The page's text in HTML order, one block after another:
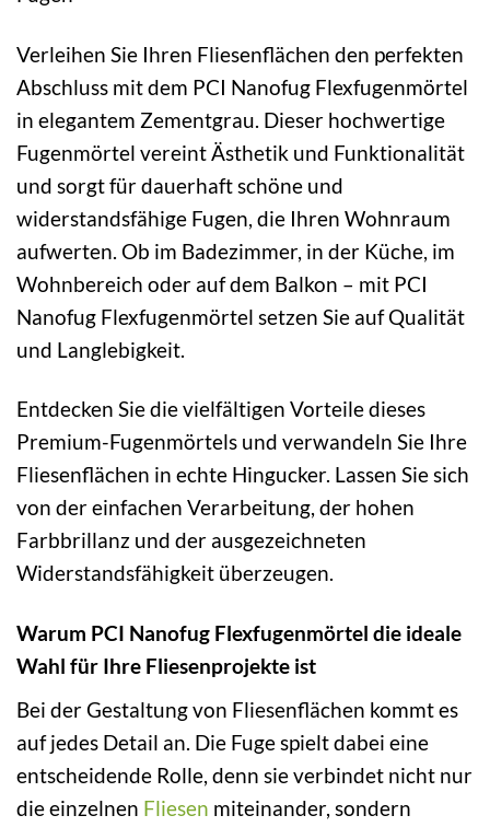
Verleihen Sie Ihren Fliesenflächen den perfekten
Abschluss mit dem PCI Nanofug Flexfugenmörtel
in elegantem Zementgrau. Dieser hochwertige
Fugenmörtel vereint Ästhetik und Funktionalität
und sorgt für dauerhaft schöne und
widerstandsfähige Fugen, die Ihren Wohnraum
aufwerten. Ob im Badezimmer, in der Küche, im
Wohnbereich oder auf dem Balkon – mit PCI
Nanofug Flexfugenmörtel setzen Sie auf Qualität
und Langlebigkeit.
Entdecken Sie die vielfältigen Vorteile dieses
Premium-Fugenmörtels und verwandeln Sie Ihre
Fliesenflächen in echte Hingucker. Lassen Sie sich
von der einfachen Verarbeitung, der hohen
Farbbrillanz und der ausgezeichneten
Widerstandsfähigkeit überzeugen.
Warum PCI Nanofug Flexfugenmörtel die ideale
Wahl für Ihre Fliesenprojekte ist
Bei der Gestaltung von Fliesenflächen kommt es
auf jedes Detail an. Die Fuge spielt dabei eine
entscheidende Rolle, denn sie verbindet nicht nur
die einzelnen Fliesen miteinander, sondern